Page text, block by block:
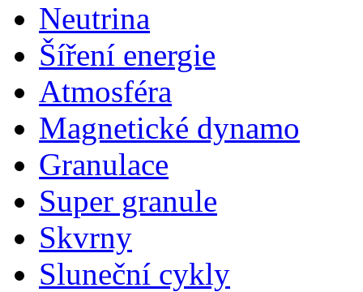
Neutrina
Šíření energie
Atmosféra
Magnetické dynamo
Granulace
Super granule
Skvrny
Sluneční cykly